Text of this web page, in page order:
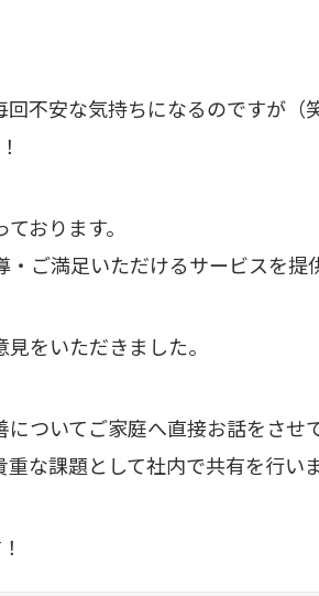
不安な気持ちになるのですが（
おります。
ご満足いただけるサービスを提
をいただきました。
ついてご家庭へ直接お話をさせ
な課題として社内で共有を行い